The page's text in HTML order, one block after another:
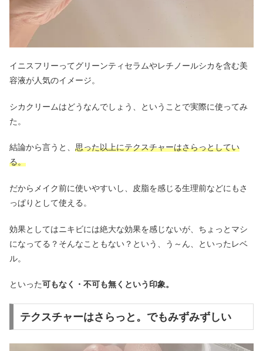
イニスフリーってグリーンティセラムやレチノールシカを含む美
容液が人気のイメージ。
シカクリームはどうなんでしょう、ということで実際に使ってみ
た。
結論から言うと、 思った以上にテクスチャーはさらっとしてい
る。
だからメイク前に使いやすいし、皮脂を感じる生理前などにもさ
っぱりとして使える。
効果としてはニキビには絶大な効果を感じないが、ちょっとマシ
になってる？そんなこともない？という、う～ん、といったレベ
ル。
といった可もなく・不可も無くという印象。
テクスチャーはさらっと。でもみずみずしい